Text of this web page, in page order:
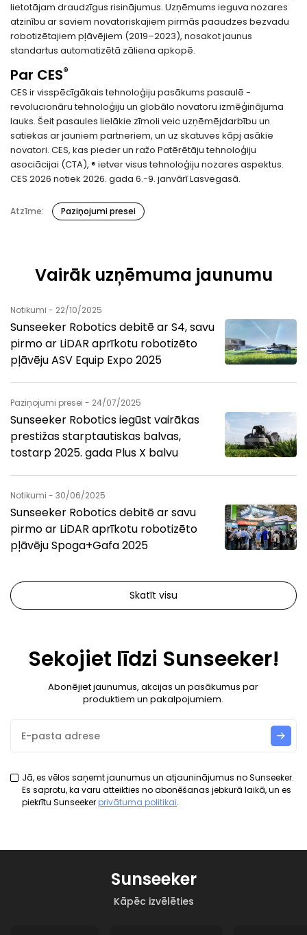
lietotājam draudzīgus risinājumus. Uzņēmums ieguva nozares
atzinību ar saviem novatoriskajiem pirmās paaudzes bezvadu
robotizētajiem pļāvējiem (2019–2023), nosakot jaunus
standartus automatizētā zāliena apkopē.
Par CES®
CES ir visspēcīgākais tehnoloģiju pasākums pasaulē -
revolucionāru tehnoloģiju un globālo novatoru izmēģinājuma
lauks. Šeit pasaules lielākie zīmoli veic uzņēmējdarbību un
satiekas ar jauniem partneriem, un uz skatuves kāpj asākie
novatori. CES, kas pieder un ražo Patērētāju tehnoloģiju
asociācijai (CTA), ® ietver visus tehnoloģiju nozares aspektus.
CES 2026 notiek 2026. gada 6.-9. janvārī Lasvegasā.
Atzīme: Paziņojumi presei
Vairāk uzņēmuma jaunumu
Notikumi - 22/10/2025
Sunseeker Robotics debitē ar S4, savu
pirmo ar LiDAR aprīkotu robotizēto
pļāvēju ASV Equip Expo 2025
Paziņojumi presei - 24/07/2025
Sunseeker Robotics iegūst vairākas
prestižas starptautiskas balvas,
tostarp 2025. gada Plus X balvu
Notikumi - 30/06/2025
Sunseeker Robotics debitē ar savu
pirmo ar LiDAR aprīkotu robotizēto
pļāvēju Spoga+Gafa 2025
Skatīt visu
Sekojiet līdzi Sunseeker!
Abonējiet jaunumus, akcijas un pasākumus par
produktiem un pakalpojumiem.
Jā, es vēlos saņemt jaunumus un atjauninājumus no Sunseeker.
Es saprotu, ka varu atteikties no abonēšanas jebkurā laikā, un es
piekrītu Sunseeker privātuma politikai.
Kāpēc izvēlēties
Sunseeker